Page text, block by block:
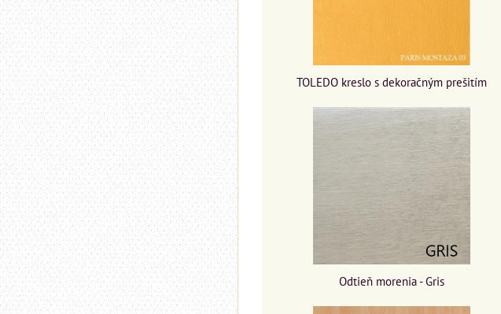
TOLEDO kreslo s dekoračným prešitím
Odtieň morenia - Gris